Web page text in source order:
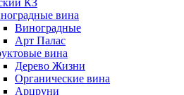
КЗ
вина
Виноградные
Арт Палас
вина
Дерево Жизни
Органические вина
Арцруни